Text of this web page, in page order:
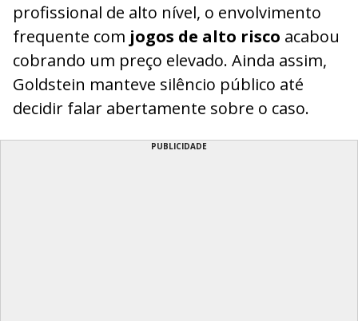
profissional de alto nível, o envolvimento
frequente com jogos de alto risco acabou
cobrando um preço elevado. Ainda assim,
Goldstein manteve silêncio público até
decidir falar abertamente sobre o caso.
PUBLICIDADE